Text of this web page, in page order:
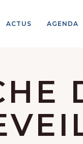
ACTUS AGENDA